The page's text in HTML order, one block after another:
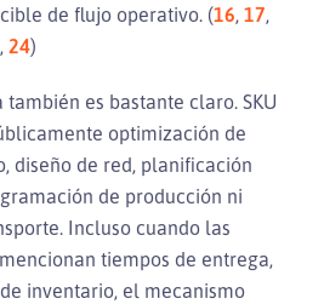
de flujo operativo. (16, 17,
, 24)
es bastante claro. SKU
optimización de
diseño de red, planificación
de producción ni
Incluso cuando las
tiempos de entrega,
inventario, el mecanismo